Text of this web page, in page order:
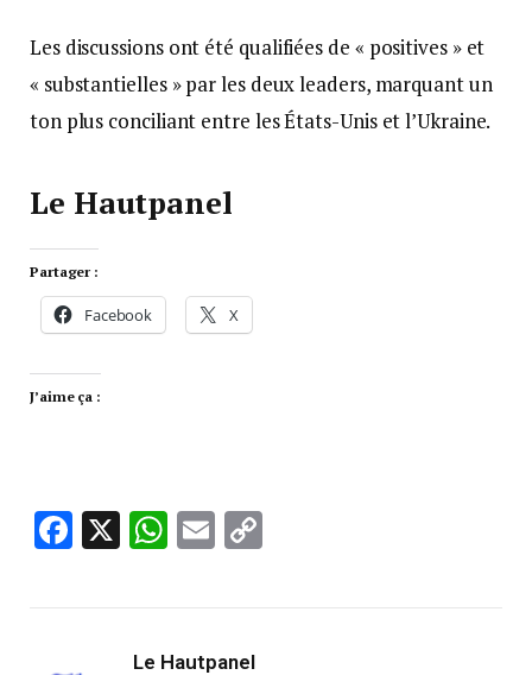
Les discussions ont été qualifiées de « positives » et
« substantielles » par les deux leaders, marquant un
ton plus conciliant entre les États-Unis et l’Ukraine.
Le Hautpanel
Partager :
Facebook X
J’aime ça :
Facebook
X WhatsApp
Email
Le Hautpanel